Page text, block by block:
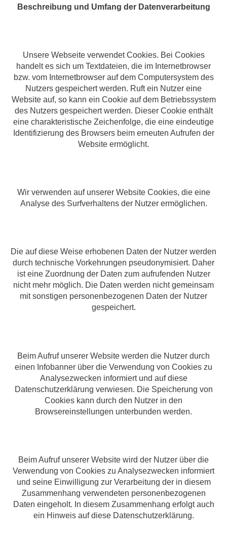
Beschreibung und Umfang der Datenverarbeitung
Unsere Webseite verwendet Cookies. Bei Cookies
handelt es sich um Textdateien, die im Internetbrowser
bzw. vom Internetbrowser auf dem Computersystem des
Nutzers gespeichert werden. Ruft ein Nutzer eine
Website auf, so kann ein Cookie auf dem Betriebssystem
des Nutzers gespeichert werden. Dieser Cookie enthält
eine charakteristische Zeichenfolge, die eine eindeutige
Identifizierung des Browsers beim erneuten Aufrufen der
Website ermöglicht.
Wir verwenden auf unserer Website Cookies, die eine
Analyse des Surfverhaltens der Nutzer ermöglichen.
Die auf diese Weise erhobenen Daten der Nutzer werden
durch technische Vorkehrungen pseudonymisiert. Daher
ist eine Zuordnung der Daten zum aufrufenden Nutzer
nicht mehr möglich. Die Daten werden nicht gemeinsam
mit sonstigen personenbezogenen Daten der Nutzer
gespeichert.
Beim Aufruf unserer Website werden die Nutzer durch
einen Infobanner über die Verwendung von Cookies zu
Analysezwecken informiert und auf diese
Datenschutzerklärung verwiesen. Die Speicherung von
Cookies kann durch den Nutzer in den
Browsereinstellungen unterbunden werden.
Beim Aufruf unserer Website wird der Nutzer über die
Verwendung von Cookies zu Analysezwecken informiert
und seine Einwilligung zur Verarbeitung der in diesem
Zusammenhang verwendeten personenbezogenen
Daten eingeholt. In diesem Zusammenhang erfolgt auch
ein Hinweis auf diese Datenschutzerklärung.